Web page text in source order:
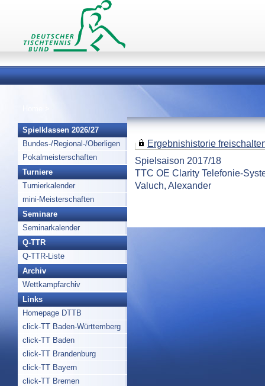
Spielklassen 2026/27
Bundes-/Regional-/Oberligen
Pokalmeisterschaften
Turniere
Turnierkalender
mini-Meisterschaften
Seminare
Seminarkalender
Q-TTR
Q-TTR-Liste
Archiv
Wettkampfarchiv
Links
Homepage DTTB
click-TT Baden-Württemberg
click-TT Baden
click-TT Brandenburg
click-TT Bayern
click-TT Bremen
Ergebnishistorie
Spielsaison 2017/18
TTC OE Clarity Telefonie-
Valuch, Alexander